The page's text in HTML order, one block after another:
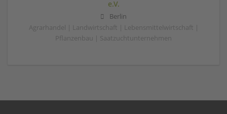
e.V.
Berlin
Agrarhandel | Landwirtschaft | Lebensmittelwirtschaft |
Pflanzenbau | Saatzuchtunternehmen